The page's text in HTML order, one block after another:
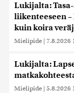
Lukijalta:
liikenteeseen
kuin koira
Mielipide | 7.8.2026
Lukijalta:
Mielipide | 5.8.2026